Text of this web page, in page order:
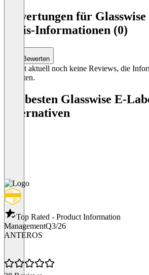
Bewertungen für
Preis-Informationen (0)
Bewerten
Es gibt aktuell noch keine Reviews, die
enthalten.
Die besten Glasswise E-
Alternativen
Top Rated - Product Information
ManagementQ3/26
ANTEROS